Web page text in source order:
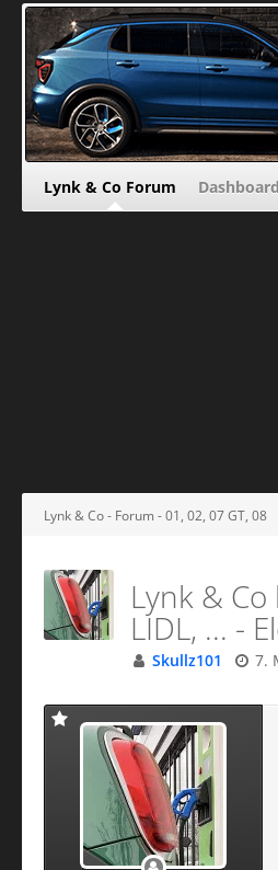
Lynk & Co Forum Dashboard
Lynk & Co - Forum - 01, 02, 07 GT, 08
Lynk &
LIDL, ... -
Skullz101 7.